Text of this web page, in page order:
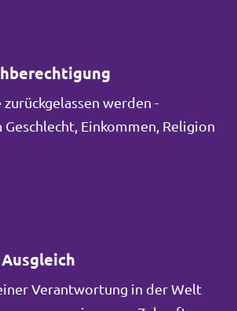
werden -
Einkommen, Religion
Verantwortung in der Welt